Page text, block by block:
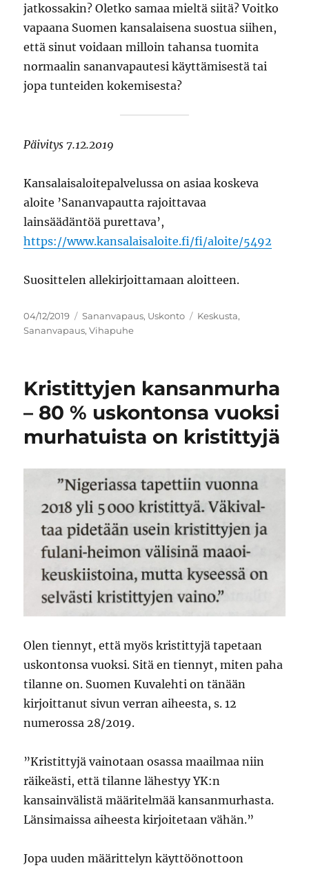
jatkossakin? Oletko samaa mieltä siitä? Voitko
vapaana Suomen kansalaisena suostua siihen,
että sinut voidaan milloin tahansa tuomita
normaalin sananvapautesi käyttämisestä tai
jopa tunteiden kokemisesta?
Päivitys 7.12.2019
Kansalaisaloitepalvelussa on asiaa koskeva
aloite ’Sananvapautta rajoittavaa
lainsäädäntöä purettava’,
https://www.kansalaisaloite.fi/fi/aloite/5492
Suosittelen allekirjoittamaan aloitteen.
Julkaistu
04/12/2019 Kategoriat
Sananvapaus, Uskonto Avainsanat
Keskusta,
Sananvapaus,Vihapuhe
Kristittyjen kansanmurha
– 80 % uskontonsa vuoksi
murhatuista on kristittyjä
Olen tiennyt, että myös kristittyjä tapetaan
uskontonsa vuoksi. Sitä en tiennyt, miten paha
tilanne on. Suomen Kuvalehti on tänään
kirjoittanut sivun verran aiheesta, s. 12
numerossa 28/2019.
”Kristittyjä vainotaan osassa maailmaa niin
räikeästi, että tilanne lähestyy YK:n
kansainvälistä määritelmää kansanmurhasta.
Länsimaissa aiheesta kirjoitetaan vähän.”
Jopa uuden määrittelyn käyttöönottoon